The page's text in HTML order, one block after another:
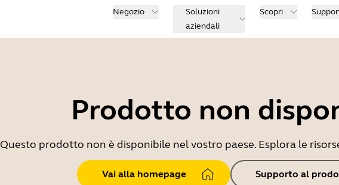
Negozio
Soluzioni
aziendali
Scopri
Prodotto non
Questo prodotto non è disponibile nel vostro paese. Esplora le
Vai alla homepage Supporto al